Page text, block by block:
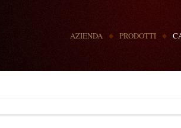
AZIENDA PRODOTTI